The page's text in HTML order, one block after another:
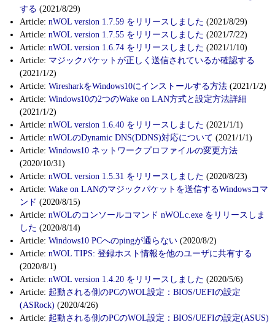
する (2021/8/29)
Article: nWOL version 1.7.59 をリリースしました (2021/8/29)
Article: nWOL version 1.7.55 をリリースしました (2021/7/22)
Article: nWOL version 1.6.74 をリリースしました (2021/1/10)
Article: マジックパケットが正しく送信されているか確認する
(2021/1/2)
Article: WiresharkをWindows10にインストールする方法 (2021/1/2)
Article: Windows10の2つのWake on LAN方式と設定方法詳細
(2021/1/2)
Article: nWOL version 1.6.40 をリリースしました (2021/1/1)
Article: nWOLのDynamic DNS(DDNS)対応について (2021/1/1)
Article: Windows10 ネットワークプロファイルの変更方法
(2020/10/31)
Article: nWOL version 1.5.31 をリリースしました (2020/8/23)
Article: Wake on LANのマジックパケットを送信するWindowsコマ
ンド (2020/8/15)
Article: nWOLのコンソールコマンド nWOLc.exe をリリースしま
した (2020/8/14)
Article: Windows10 PCへのpingが通らない (2020/8/2)
Article: nWOL TIPS: 登録ホスト情報を他のユーザに共有する
(2020/8/1)
Article: nWOL version 1.4.20 をリリースしました (2020/5/6)
Article: 起動される側のPCのWOL設定：BIOS/UEFIの設定
(ASRock) (2020/4/26)
Article: 起動される側のPCのWOL設定：BIOS/UEFIの設定(ASUS)